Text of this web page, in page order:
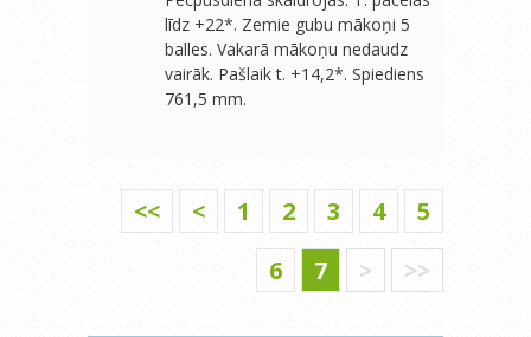
līdz +22*. Zemie gubu mākoņi 5
balles. Vakarā mākoņu nedaudz
vairāk. Pašlaik t. +14,2*. Spiediens
761,5 mm.
<< < 1 2 3 4
5
6
7 > >>